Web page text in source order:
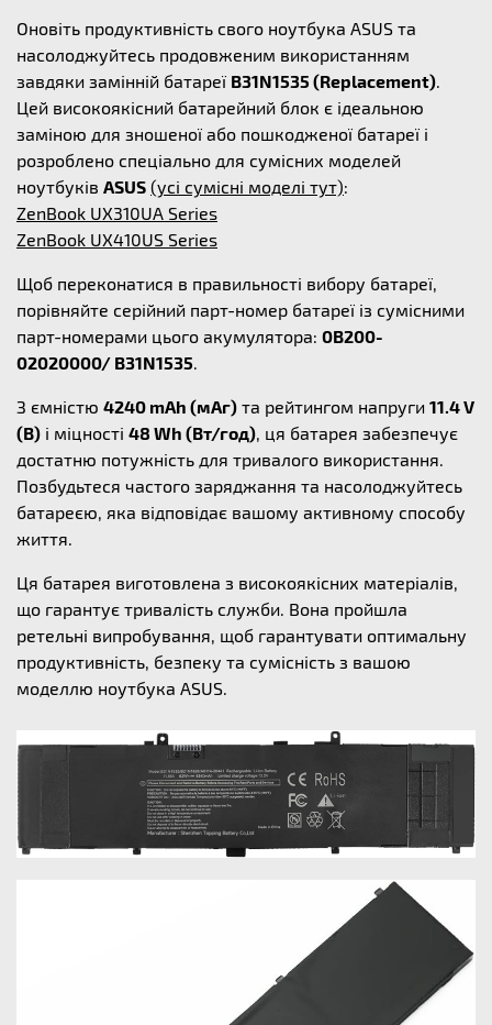
Оновіть продуктивність свого ноутбука ASUS та
насолоджуйтесь продовженим використанням
завдяки замінній батареї B31N1535 (Replacement).
Цей високоякісний батарейний блок є ідеальною
заміною для зношеної або пошкодженої батареї і
розроблено спеціально для сумісних моделей
ноутбуків ASUS (усі сумісні моделі тут):
ZenBook UX310UA Series
ZenBook UX410US Series
Щоб переконатися в правильності вибору батареї,
порівняйте серійний парт-номер батареї із сумісними
парт-номерами цього акумулятора: 0B200-
02020000/ B31N1535.
З ємністю 4240 mAh (мАг) та рейтингом напруги 11.4 V
(В) і міцності 48 Wh (Вт/год), ця батарея забезпечує
достатню потужність для тривалого використання.
Позбудьтеся частого заряджання та насолоджуйтесь
батареєю, яка відповідає вашому активному способу
життя.
Ця батарея виготовлена з високоякісних матеріалів,
що гарантує тривалість служби. Вона пройшла
ретельні випробування, щоб гарантувати оптимальну
продуктивність, безпеку та сумісність з вашою
моделлю ноутбука ASUS.